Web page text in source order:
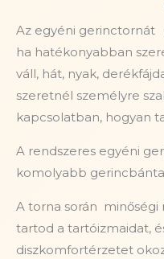
Az egyéni gerinctornát
ha hatékonyabban
váll, hát, nyak,
szeretnél személyre
kapcsolatban, hogyan
A rendszeres egyéni
komolyabb
A torna során minőségi
tartod a tartóizmaidat,
diszkomfortérzetet